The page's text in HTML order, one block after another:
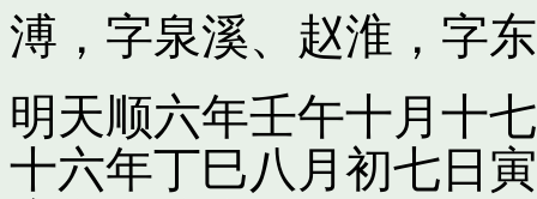
溥，字泉溪、 赵淮，字
明天顺六年壬午十月十
十六年丁巳八月初七日